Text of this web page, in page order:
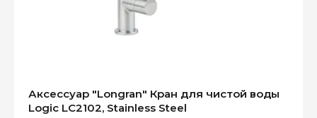
Аксессуар "Longran" Кран для чистой воды
Logic LC2102, Stainless Steel